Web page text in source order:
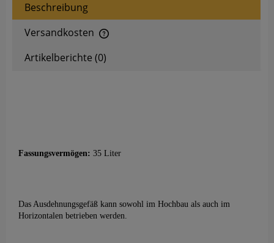
Beschreibung
Versandkosten
Artikelberichte (0)
Fassungsvermögen: 35 Liter
Das Ausdehnungsgefäß kann sowohl im Hochbau als auch im
Horizontalen betrieben werden.